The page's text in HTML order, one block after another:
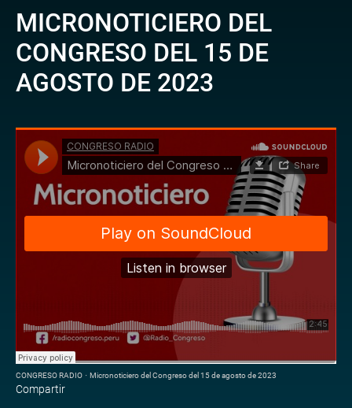
MICRONOTICIERO DEL
CONGRESO DEL 15 DE
AGOSTO DE 2023
CONGRESO RADIO · Micronoticiero del Congreso del 15 de agosto de 2023
Compartir